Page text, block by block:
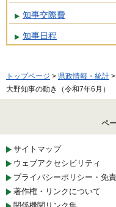
知事交際費
知事日程
トップページ > 県政情報・統計 >
大野知事の動き（令和7年6月）
ペ
サイトマップ
ウェブアクセシビリティ
プライバシーポリシー・免
著作権・リンクについて